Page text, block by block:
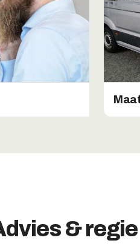
& regie